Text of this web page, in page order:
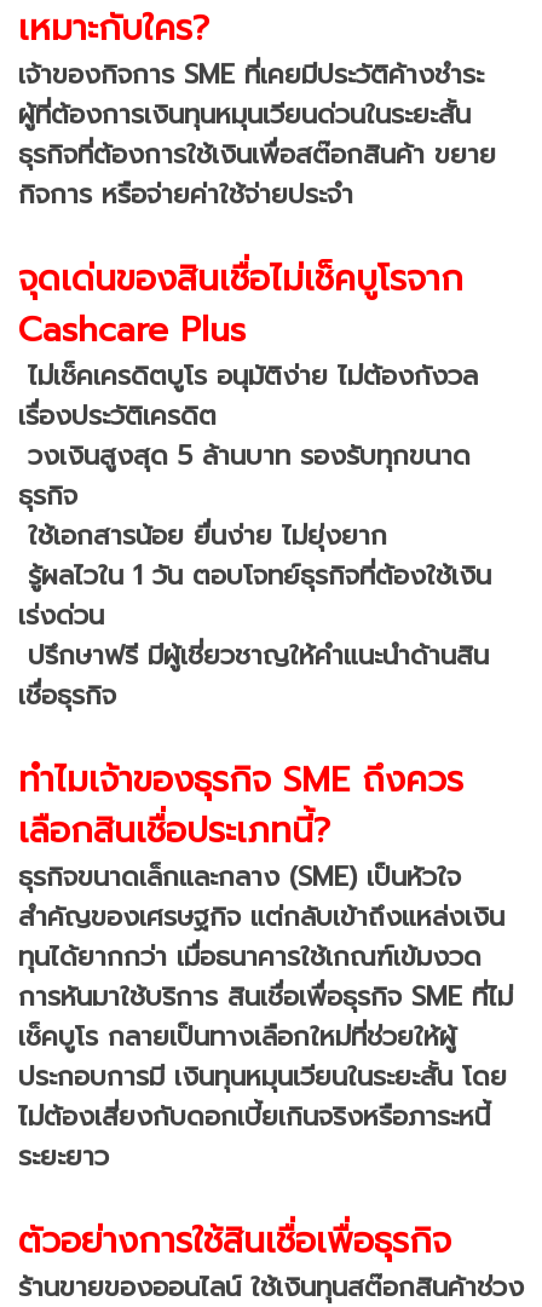
เหมาะกับใคร?
เจ้าของกิจการ SME ที่เคยมีประวัติค้างชำระ
ผู้ที่ต้องการเงินทุนหมุนเวียนด่วนในระยะสั้น
ธุรกิจที่ต้องการใช้เงินเพื่อสต๊อกสินค้า ขยาย
กิจการ หรือจ่ายค่าใช้จ่ายประจำ
จุดเด่นของสินเชื่อไม่เช็คบูโรจาก
Cashcare Plus
ไม่เช็คเครดิตบูโร อนุมัติง่าย ไม่ต้องกังวล
เรื่องประวัติเครดิต
วงเงินสูงสุด 5 ล้านบาท รองรับทุกขนาด
ธุรกิจ
ใช้เอกสารน้อย ยื่นง่าย ไม่ยุ่งยาก
รู้ผลไวใน 1 วัน ตอบโจทย์ธุรกิจที่ต้องใช้เงิน
เร่งด่วน
ปรึกษาฟรี มีผู้เชี่ยวชาญให้คำแนะนำด้านสิน
เชื่อธุรกิจ
ทำไมเจ้าของธุรกิจ SME ถึงควร
เลือกสินเชื่อประเภทนี้?
ธุรกิจขนาดเล็กและกลาง (SME) เป็นหัวใจ
สำคัญของเศรษฐกิจ แต่กลับเข้าถึงแหล่งเงิน
ทุนได้ยากกว่า เมื่อธนาคารใช้เกณฑ์เข้มงวด
การหันมาใช้บริการ สินเชื่อเพื่อธุรกิจ SME ที่ไม่
เช็คบูโร กลายเป็นทางเลือกใหม่ที่ช่วยให้ผู้
ประกอบการมี เงินทุนหมุนเวียนในระยะสั้น โดย
ไม่ต้องเสี่ยงกับดอกเบี้ยเกินจริงหรือภาระหนี้
ระยะยาว
ตัวอย่างการใช้สินเชื่อเพื่อธุรกิจ
ร้านขายของออนไลน์ ใช้เงินทุนสต๊อกสินค้าช่วง